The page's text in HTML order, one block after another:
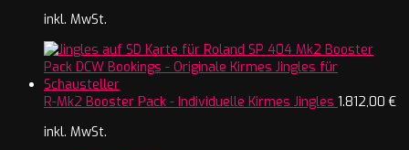
inkl. MwSt.
R-Mk2 Booster Pack - Individuelle Kirmes Jingles 1.812,00 €
inkl. MwSt.